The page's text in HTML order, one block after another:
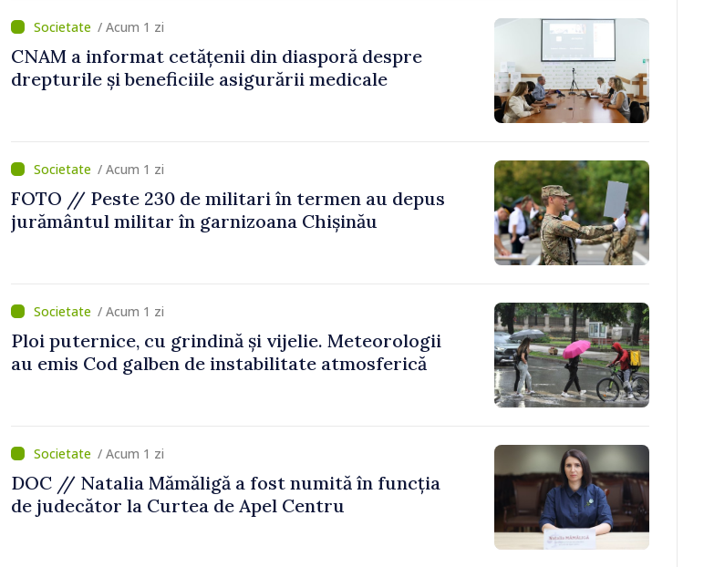
/ Acum 1 zi
CNAM a informat cetățenii din diasporă despre
drepturile și beneficiile asigurării medicale
/ Acum 1 zi
FOTO // Peste 230 de militari în termen au depus
jurământul militar în garnizoana Chișinău
/ Acum 1 zi
Ploi puternice, cu grindină și vijelie. Meteorologii
au emis Cod galben de instabilitate atmosferică
/ Acum 1 zi
DOC // Natalia Mămăligă a fost numită în funcția
de judecător la Curtea de Apel Centru